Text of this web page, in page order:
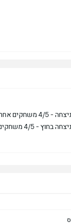
אחרונים
- 4/5 משחקים אחרונים